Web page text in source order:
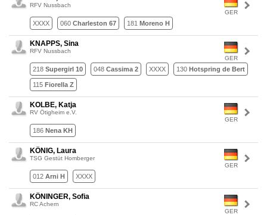
GER
RFV Nussbach
XXXX 060 Charleston 67 181 Moreno H
GER
KNAPPS, Sina
RFV Nussbach
218 Supergirl 10 048 Cassima 2 XXXX 130 Hotspring de Bert
115 Fiorella Z
GER
KOLBE, Katja
RV Ötigheim e.V.
186 Nena KH
GER
KÖNIG, Laura
TSG Gestüt Homberger
012 Arni H XXXX
GER
KÖNINGER, Sofia
RC Achern